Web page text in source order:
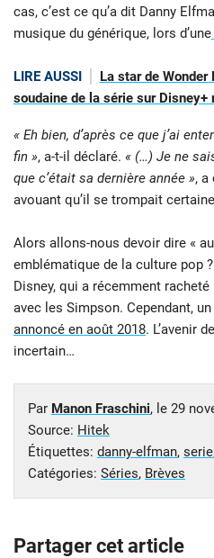
cas, c’est ce qu’a dit Danny
musique du générique, lors d’une
LIRE AUSSI
La star de Wonder
soudaine de la série sur Disney+
« Eh bien, d’après ce que j’ai
fin », a-t-il déclaré. « (…) Je ne
que c’était sa dernière année », a
avouant qu’il se trompait
Alors allons-nous devoir dire «
emblématique de la culture pop
Disney, qui a récemment
avec les Simpson. Cependant,
annoncé en août 2018. L’avenir
incertain…
Par Manon Fraschini, le 29
Source: Hitek
Étiquettes: danny-elfman, serie
Catégories: Séries, Brèves
Partager cet article